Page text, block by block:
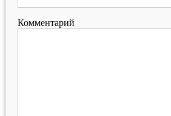
Комментарий